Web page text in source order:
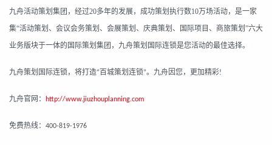
九舟活动策划集团，经过20多年的发展，成功策划执行数10万场活动，是一家
集“活动策划、会议会务策划、会展策划、庆典策划、国际项目、商旅策划”六大
业务版块于一体的国际策划集团，九舟策划国际连锁是您活动的最佳选择。
九舟策划国际连锁，将打造“ 百城策划连锁”。九舟因您，更加精彩!
九舟官网： http://www.jiuzhouplanning.com
免费热线： 400-819-1976